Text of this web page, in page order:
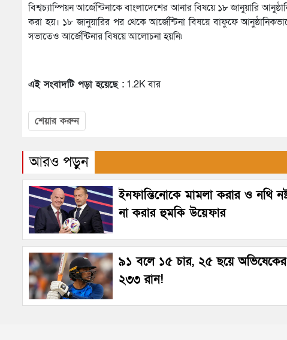
বিশ্বচ্যাম্পিয়ন আর্জেন্টিনাকে বাংলাদেশের আনার বিষয়ে ১৮ জানুয়ারি
করা হয়। ১৮ জানুয়ারির পর থেকে আর্জেন্টিনা বিষয়ে বাফুফে
সভাতেও আর্জেন্টিনার বিষয়ে আলোচনা হয়নি৷
এই সংবাদটি পড়া হয়েছে : 1.2K বার
শেয়ার করুন
আরও পড়ুন
ইনফান্তিনোকে মামলা করার ও নথি
না করার হুমকি উয়েফার
৯১ বলে ১৫ চার, ২৫ ছয়ে অভিষেকের
২৩৩ রান!